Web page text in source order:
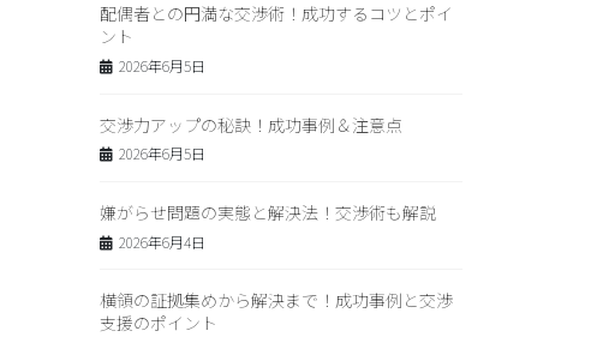
配偶者との円満な交渉術！成功するコツとポイ
ント
2026年6月5日
交渉力アップの秘訣！成功事例＆注意点
2026年6月5日
嫌がらせ問題の実態と解決法！交渉術も解説
2026年6月4日
横領の証拠集めから解決まで！成功事例と交渉
支援のポイント